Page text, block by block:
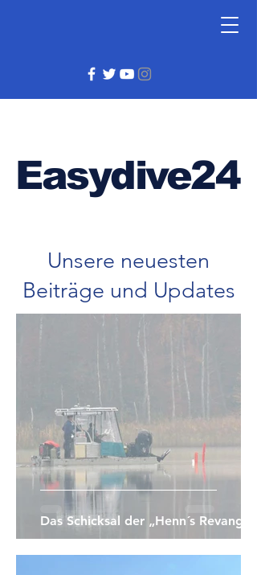
Easydive24
Unsere neuesten
Beiträge und Updates
Das Schicksal der „Henn´s Revange“